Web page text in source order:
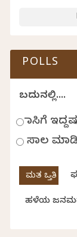
POLLS
ಬದುಕಿನಲ್ಲಿ....
ಹಾಸಿಗೆ
ಸಾಲ ಮಾಡಿ
ಹಳೆಯ